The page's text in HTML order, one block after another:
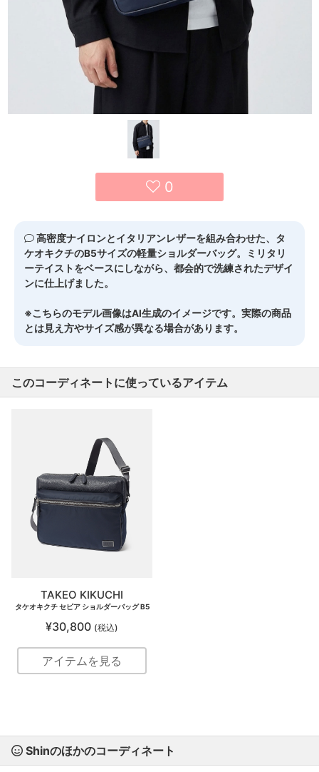
0
高密度ナイロンとイタリアンレザーを組み合わせた、タ
ケオキクチのB5サイズの軽量ショルダーバッグ。ミリタリ
ーテイストをベースにしながら、都会的で洗練されたデザイ
ンに仕上げました。
※こちらのモデル画像はAI生成のイメージです。実際の商品
とは見え方やサイズ感が異なる場合があります。
このコーディネートに使っているアイテム
TAKEO KIKUCHI
タケオキクチ セピア ショルダーバッグ B5
¥30,800 (税込)
アイテムを見る
Shinのほかのコーディネート